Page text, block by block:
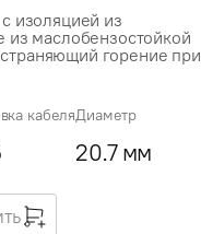
изоляцией из
из маслобензостойкой
горение при
кабеляДиаметр
20.7 мм